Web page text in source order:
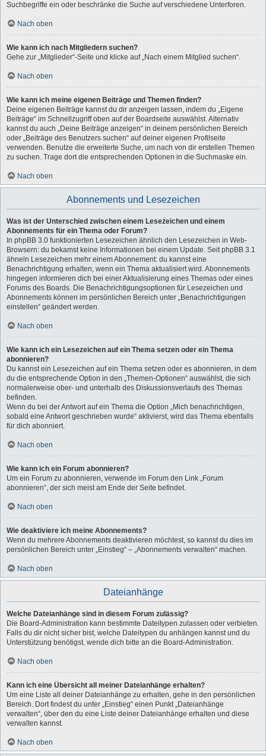
Suchbegriffe ein oder beschränke die Suche auf verschiedene Unterforen.
Nach oben
Wie kann ich nach Mitgliedern suchen?
Gehe zur „Mitglieder“-Seite und klicke auf „Nach einem Mitglied suchen“.
Nach oben
Wie kann ich meine eigenen Beiträge und Themen finden?
Deine eigenen Beiträge kannst du dir anzeigen lassen, indem du „Eigene
Beiträge“ im Schnellzugriff oben auf der Boardseite auswählst. Alternativ
kannst du auch „Deine Beiträge anzeigen“ in deinem persönlichen Bereich
oder „Beiträge des Benutzers suchen“ auf deiner eigenen Profilseite
verwenden. Benutze die erweiterte Suche, um nach von dir erstellen Themen
zu suchen. Trage dort die entsprechenden Optionen in die Suchmaske ein.
Nach oben
Abonnements und Lesezeichen
Was ist der Unterschied zwischen einem Lesezeichen und einem
Abonnements für ein Thema oder Forum?
In phpBB 3.0 funktionierten Lesezeichen ähnlich den Lesezeichen in Web-
Browsern: du bekamst keine Informationen bei einem Update. Seit phpBB 3.1
ähneln Lesezeichen mehr einem Abonnement: du kannst eine
Benachrichtigung erhalten, wenn ein Thema aktualisiert wird. Abonnements
hingegen informieren dich bei einer Aktualisierung eines Themas oder eines
Forums des Boards. Die Benachrichtigungsoptionen für Lesezeichen und
Abonnements können im persönlichen Bereich unter „Benachrichtigungen
einstellen“ geändert werden.
Nach oben
Wie kann ich ein Lesezeichen auf ein Thema setzen oder ein Thema
abonnieren?
Du kannst ein Lesezeichen auf ein Thema setzen oder es abonnieren, in dem
du die entsprechende Option in den „Themen-Optionen“ auswählst, die sich
normalerweise ober- und unterhalb des Diskussionsverlaufs des Themas
befinden.
Wenn du bei der Antwort auf ein Thema die Option „Mich benachrichtigen,
sobald eine Antwort geschrieben wurde“ aktivierst, wird das Thema ebenfalls
für dich abonniert.
Nach oben
Wie kann ich ein Forum abonnieren?
Um ein Forum zu abonnieren, verwende im Forum den Link „Forum
abonnieren“, der sich meist am Ende der Seite befindet.
Nach oben
Wie deaktiviere ich meine Abonnements?
Wenn du mehrere Abonnements deaktivieren möchtest, so kannst du dies im
persönlichen Bereich unter „Einstieg“ – „Abonnements verwalten“ machen.
Nach oben
Dateianhänge
Welche Dateianhänge sind in diesem Forum zulässig?
Die Board-Administration kann bestimmte Dateitypen zulassen oder verbieten.
Falls du dir nicht sicher bist, welche Dateitypen du anhängen kannst und du
Unterstützung benötigst, wende dich bitte an die Board-Administration.
Nach oben
Kann ich eine Übersicht all meiner Dateianhänge erhalten?
Um eine Liste all deiner Dateianhänge zu erhalten, gehe in den persönlichen
Bereich. Dort findest du unter „Einstieg“ einen Punkt „Dateianhänge
verwalten“, über den du eine Liste deiner Dateianhänge erhalten und diese
verwalten kannst.
Nach oben